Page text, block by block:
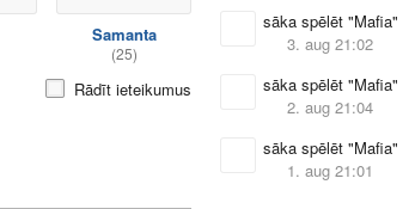
Samanta
(25)
Rādīt ieteikumus
sāka spēlēt "Mafia"
3. aug 21:02
sāka spēlēt "Mafia"
2. aug 21:04
sāka spēlēt "Mafia"
1. aug 21:01